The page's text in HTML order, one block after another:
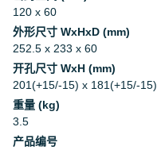
120 x 60
外形尺寸 WxHxD (mm)
252.5 x 233 x 60
开孔尺寸 WxH (mm)
201(+15/-15) x 181(+15/-15)
重量 (kg)
3.5
产品编号